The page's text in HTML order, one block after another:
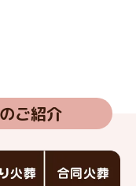
ご紹介